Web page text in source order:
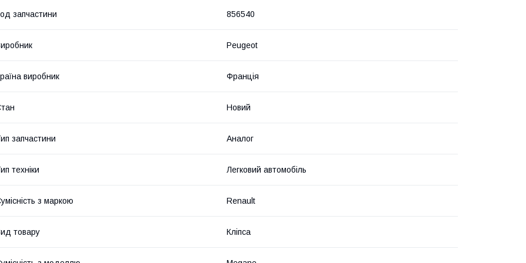
запчастини 856540
Peugeot
виробник Франція
Новий
запчастини Аналог
техніки Легковий автомобіль
з маркою Renault
товару Кліпса